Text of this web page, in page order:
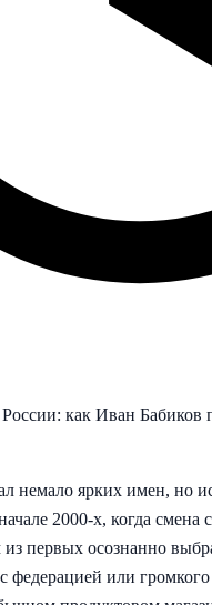
как Иван Бабиков
немало ярких имен, но
2000‑х, когда смена
первых осознанно
федерацией или